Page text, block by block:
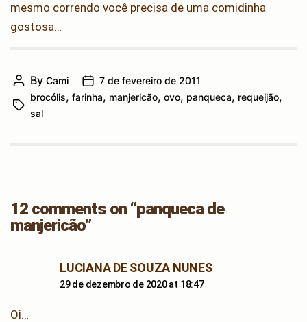
mesmo correndo você precisa de uma comidinha
gostosa…
Post
author
By Cami
Post
date
7 de fevereiro de 2011
Tags
brocólis, farinha, manjericão, ovo, panqueca, requeijão,
sal
12 comments on “panqueca de
manjericão”
LUCIANA DE SOUZA NUNESsays:
29 de dezembro de 2020 at 18:47
Oi…